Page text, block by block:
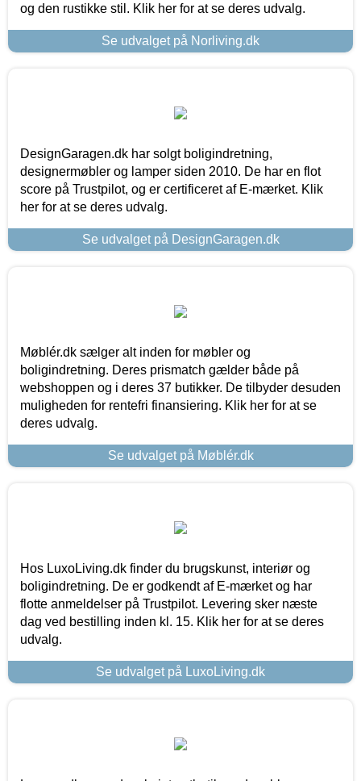
og den rustikke stil. Klik her for at se deres udvalg.
Se udvalget på Norliving.dk
DesignGaragen.dk har solgt boligindretning,
designermøbler og lamper siden 2010. De har en flot
score på Trustpilot, og er certificeret af E-mærket. Klik
her for at se deres udvalg.
Se udvalget på DesignGaragen.dk
Møblér.dk sælger alt inden for møbler og
boligindretning. Deres prismatch gælder både på
webshoppen og i deres 37 butikker. De tilbyder desuden
muligheden for rentefri finansiering. Klik her for at se
deres udvalg.
Se udvalget på Møblér.dk
Hos LuxoLiving.dk finder du brugskunst, interiør og
boligindretning. De er godkendt af E-mærket og har
flotte anmeldelser på Trustpilot. Levering sker næste
dag ved bestilling inden kl. 15. Klik her for at se deres
udvalg.
Se udvalget på LuxoLiving.dk